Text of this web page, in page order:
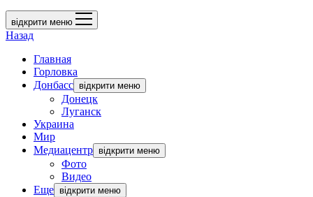
відкрити меню
Назад
Главная
Горловка
Донбасс відкрити меню
Донецк
Луганск
Украина
Мир
Медиацентр відкрити меню
Фото
Видео
Еще відкрити меню